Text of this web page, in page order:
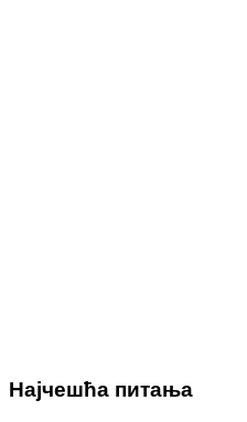
Најчешћа питања